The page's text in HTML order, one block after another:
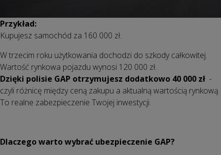
Przykład:
Kupujesz samochód za 160 000 zł.
W trzecim roku użytkowania dochodzi do szkody całkowitej.
Wartość rynkowa pojazdu wynosi 120 000 zł.
Dzięki polisie GAP otrzymujesz dodatkowo 40 000 zł -
czyli różnicę między ceną zakupu a aktualną wartością rynkową.
To realne zabezpieczenie Twojej inwestycji.
Dlaczego warto wybrać ubezpieczenie GAP?